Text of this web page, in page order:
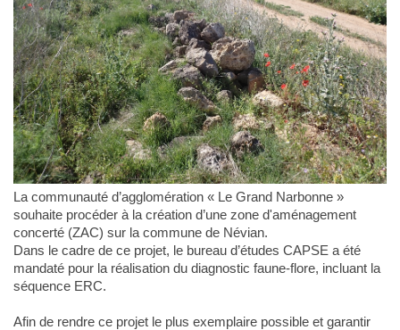
La communauté d’agglomération « Le Grand Narbonne »
souhaite procéder à la création d’une zone d'aménagement
concerté (ZAC) sur la commune de Névian.
Dans le cadre de ce projet, le bureau d’études CAPSE a été
mandaté pour la réalisation du diagnostic faune-flore, incluant la
séquence ERC.
Afin de rendre ce projet le plus exemplaire possible et garantir